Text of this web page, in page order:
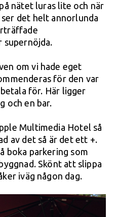
nätet luras lite och när
det helt annorlunda
supernöjda.
om vi hade eget
för den var
för. Här ligger
och en bar.
Multimedia Hotel så
av det så är det ett +.
boka parkering som
Skönt att slippa
iväg någon dag.